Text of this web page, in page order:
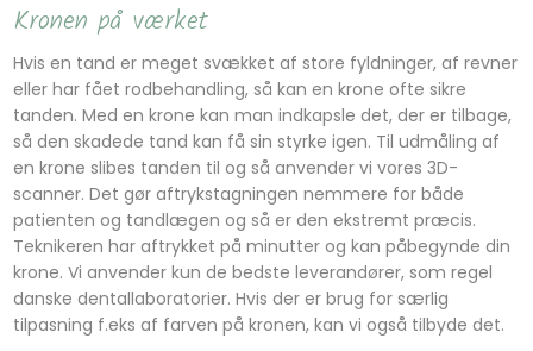
Kronen på værket
Hvis en tand er meget svækket af store fyldninger, af revner
eller har fået rodbehandling, så kan en krone ofte sikre
tanden. Med en krone kan man indkapsle det, der er tilbage,
så den skadede tand kan få sin styrke igen. Til udmåling af
en krone slibes tanden til og så anvender vi vores 3D-
scanner. Det gør aftrykstagningen nemmere for både
patienten og tandlægen og så er den ekstremt præcis.
Teknikeren har aftrykket på minutter og kan påbegynde din
krone. Vi anvender kun de bedste leverandører, som regel
danske dentallaboratorier. Hvis der er brug for særlig
tilpasning f.eks af farven på kronen, kan vi også tilbyde det.